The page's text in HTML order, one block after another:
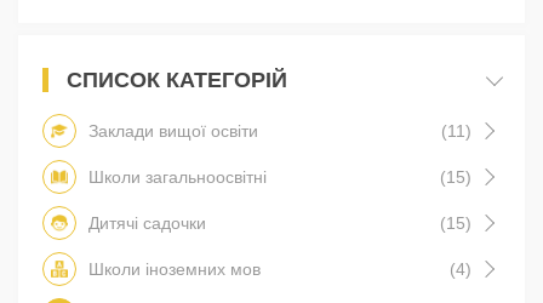
СПИСОК КАТЕГОРІЙ
Заклади вищої освіти (11)
Школи загальноосвітні (15)
Дитячі садочки (15)
Школи іноземних мов (4)